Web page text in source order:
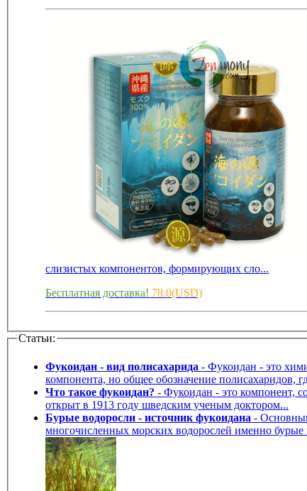
слизистых компонентов, формирующих сло...
Бесплатная доставка! 78.0(USD)
Статьи:
Фукоидан - вид полисахарида - Фукоидан - это химическое соединение, классифицируемое как полисахарид и относящееся к углеводам. Фукоидан - это не название химического
компонента, но общее обозначение полисахаридов,
Что такое фукоидан? - Фукоидан - это компонент, содержащийся в бурых водорослях, таких как kombu, mekabu, mozuku. Фукоидан , содержащийся в слизи бурых водорослей, был
открыт в 1913 году шведским ученым доктором...
Бурые водоросли - источник фукоидана - Основным сырьем для получения фукоидана являются такие бурые водоросли, как комбу, модзуку, мэкабу, вакамэ. Среди
многочисленных морских водорослей именно бурые